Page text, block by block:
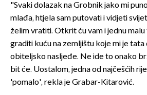
"Svaki dolazak na Grobnik jako mi
mlađa, htjela sam putovati i vidjeti
želim vratiti. Otkrit ću vam i jednu
graditi kuću na zemljištu koje mi je
obiteljsko nasljeđe. Ne ide to onako
bit će. Uostalom, jedna od najčešćih
'pomalo', rekla je Grabar-Kitarović.